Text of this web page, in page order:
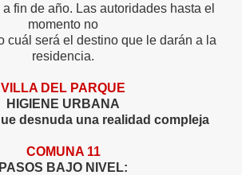
fin de año. Las autoridades hasta el
momento no
cuál será el destino que le darán a la
residencia.
VILLA DEL PARQUE
HIGIENE URBANA
desnuda una realidad compleja
COMUNA 11
PASOS BAJO NIVEL: